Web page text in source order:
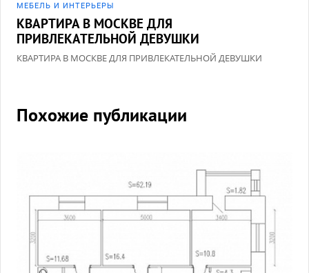
МЕБЕЛЬ И ИНТЕРЬЕРЫ
КВАРТИРА В МОСКВЕ ДЛЯ
ПРИВЛЕКАТЕЛЬНОЙ ДЕВУШКИ
КВАРТИРА В МОСКВЕ ДЛЯ ПРИВЛЕКАТЕЛЬНОЙ ДЕВУШКИ
Похожие публикации